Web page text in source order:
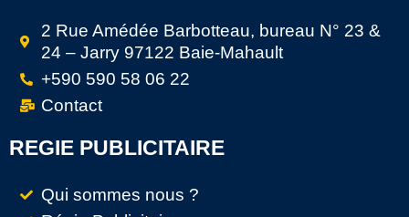
2 Rue Amédée Barbotteau, bureau N° 23 &
24 – Jarry 97122 Baie-Mahault
+590 590 58 06 22
Contact
REGIE PUBLICITAIRE
Qui sommes nous ?